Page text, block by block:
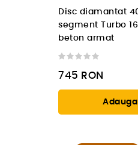
Disc diamantat
segment Turbo
beton armat
745 RON
Adauga